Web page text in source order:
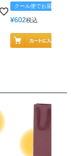
クール便でお届け
¥602税込